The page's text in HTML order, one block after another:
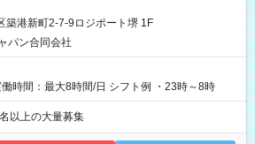
て働けます！ 【試用期間】試用期間
長さ：1週間 雇用形態、給与は本採用時と同じ
築港新町2-7-9ロジポート堺 1F
パン合同会社
時間：最大8時間/日 シフト例 ・23時～8時
以上の大量募集